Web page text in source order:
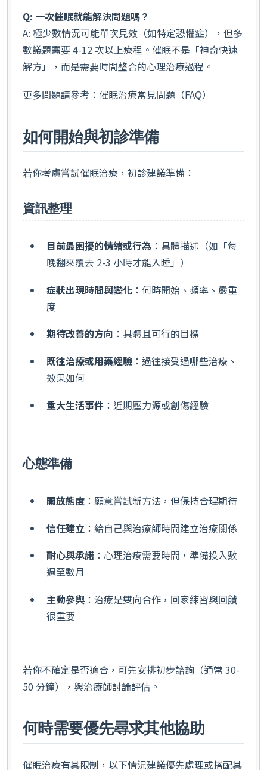
Q: 一次催眠就能解決問題嗎？
A: 極少數情況可能單次見效（如特定恐懼症），但多
數議題需要 4-12 次以上療程。催眠不是「神奇快速
解方」，而是需要時間整合的心理治療過程。
更多問題請參考：催眠治療常見問題（FAQ）
如何開始與初診準備
若你考慮嘗試催眠治療，初診建議準備：
資訊整理
目前最困擾的情緒或行為 ：具體描述（如「每
晚翻來覆去 2-3 小時才能入睡」）
症狀出現時間與變化 ：何時開始、頻率、嚴重
度
期待改善的方向 ：具體且可行的目標
既往治療或用藥經驗 ：過往接受過哪些治療、
效果如何
重大生活事件 ：近期壓力源或創傷經驗
心態準備
開放態度 ：願意嘗試新方法，但保持合理期待
信任建立 ：給自己與治療師時間建立治療關係
耐心與承諾 ：心理治療需要時間，準備投入數
週至數月
主動參與 ：治療是雙向合作，回家練習與回饋
很重要
若你不確定是否適合，可先安排初步諮詢（通常 30-
50 分鐘），與治療師討論評估。
何時需要優先尋求其他協助
催眠治療有其限制，以下情況建議優先處理或搭配其